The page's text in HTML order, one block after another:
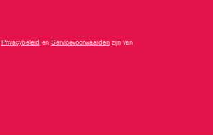
Privacybeleid en Servicevoorwaardenzijn van